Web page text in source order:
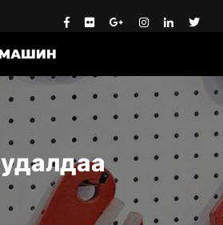
Худалдаа